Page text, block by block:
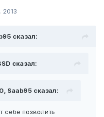
2013
сказал:
сказал:
Saab95 сказал:
себе позволить